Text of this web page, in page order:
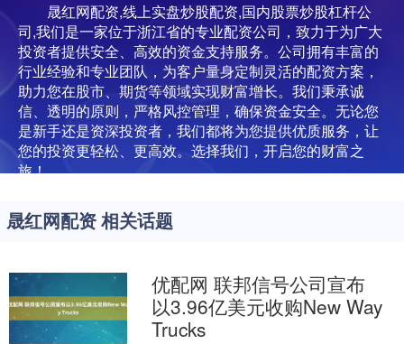
晟红网配资,线上实盘炒股配资,国内股票炒股杠杆公
司,我们是一家位于浙江省的专业配资公司，致力于为广大
投资者提供安全、高效的资金支持服务。公司拥有丰富的
行业经验和专业团队，为客户量身定制灵活的配资方案，
助力您在股市、期货等领域实现财富增长。我们秉承诚
信、透明的原则，严格风控管理，确保资金安全。无论您
是新手还是资深投资者，我们都将为您提供优质服务，让
您的投资更轻松、更高效。选择我们，开启您的财富之
旅！
晟红网配资 相关话题
优配网 联邦信号公司宣布
以3.96亿美元收购New Way
Trucks